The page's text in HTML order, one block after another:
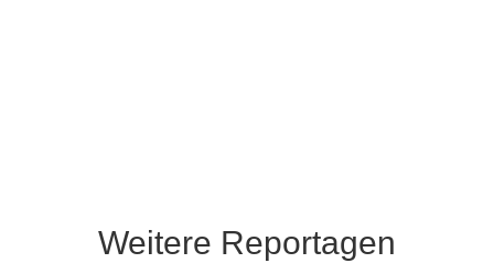
Weitere Reportagen